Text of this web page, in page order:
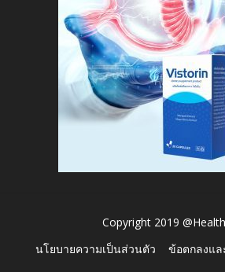
Copyright 2019
นโยบายความเป็นส่วนตัว
ข้อตกลงแล